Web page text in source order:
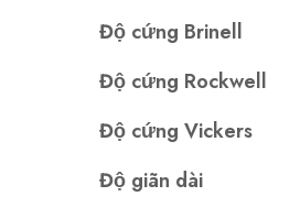
Độ cứng Brinell
Độ cứng Rockwell
Độ cứng Vickers
Độ giãn dài